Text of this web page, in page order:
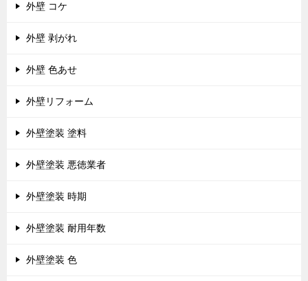
外壁 コケ
外壁 剥がれ
外壁 色あせ
外壁リフォーム
外壁塗装 塗料
外壁塗装 悪徳業者
外壁塗装 時期
外壁塗装 耐用年数
外壁塗装 色